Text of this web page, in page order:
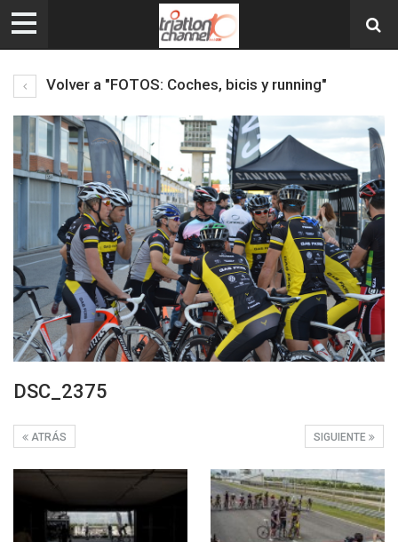
Volver a "FOTOS: Coches, bicis y running"
DSC_2375
SIGUIENTE
ATRÁS